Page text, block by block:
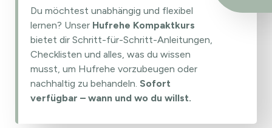
Du möchtest unabhängig und flexibel
lernen? Unser Hufrehe Kompaktkurs
bietet dir Schritt-für-Schritt-Anleitungen,
Checklisten und alles, was du wissen
musst, um Hufrehe vorzubeugen oder
nachhaltig zu behandeln. Sofort
verfügbar – wann und wo du willst.